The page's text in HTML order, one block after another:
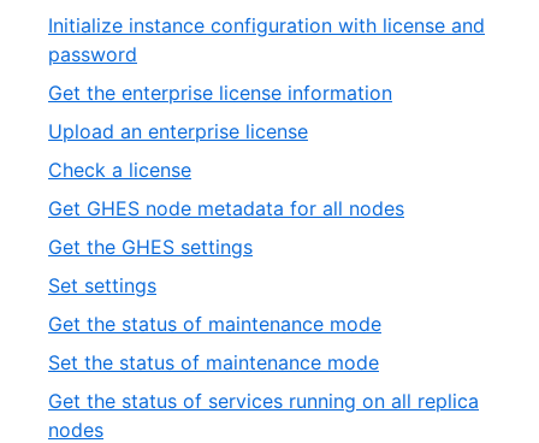
Initialize instance configuration with license and
password
Get the enterprise license information
Upload an enterprise license
Check a license
Get GHES node metadata for all nodes
Get the GHES settings
Set settings
Get the status of maintenance mode
Set the status of maintenance mode
Get the status of services running on all replica
nodes